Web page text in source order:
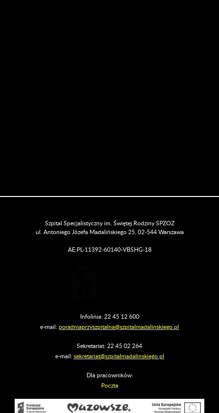
Szpital Specjalistyczny im. Świętej Rodziny SPZOZ
ul. Antoniego Józefa Madalińskiego 25, 02-544 Warszawa
AE:PL-11392-60140-VBSHG-18
Infolinia: 22 45 12 600
e-mail:poradniaprzyszpitalna@szpitalmadalinskiego.pl
Sekretariat: 22 45 02 264
e-mail:sekretariat@szpitalmadalinskiego.pl
Dla pracowników:
Poczta